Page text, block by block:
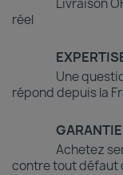
Livraison
réel
Une
répond depuis la
Achetez
contre tout défaut